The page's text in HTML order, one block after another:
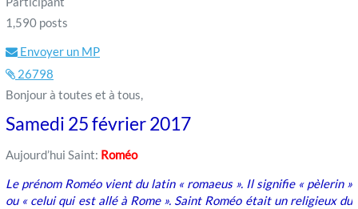
1,590 posts
Envoyer un MP
26798
Bonjour à toutes et à tous,
Samedi 25 février 2017
Aujourd’hui Saint: Roméo
Le prénom Roméo vient du latin « romaeus ». Il signifie « pèlerin »
ou « celui qui est allé à Rome ». Saint Roméo était un religieux du